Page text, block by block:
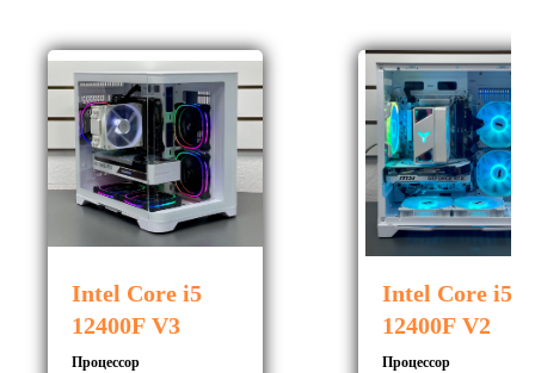
Intel Core i5
12400F V3
Процессор
Intel Core i5
12400F V2
Процессор